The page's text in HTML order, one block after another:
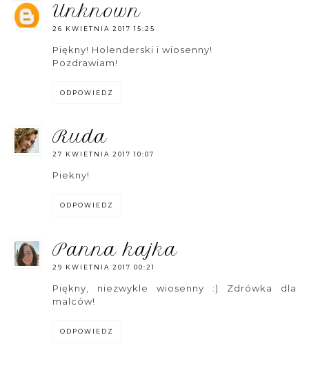
unknown
26 KWIETNIA 2017 15:25
Piękny! Holenderski i wiosenny!
Pozdrawiam!
ODPOWIEDZ
ruda
27 KWIETNIA 2017 10:07
Piekny!
ODPOWIEDZ
panna kajka
29 KWIETNIA 2017 00:21
Piękny, niezwykle wiosenny :) Zdrówka dla
malców!
ODPOWIEDZ